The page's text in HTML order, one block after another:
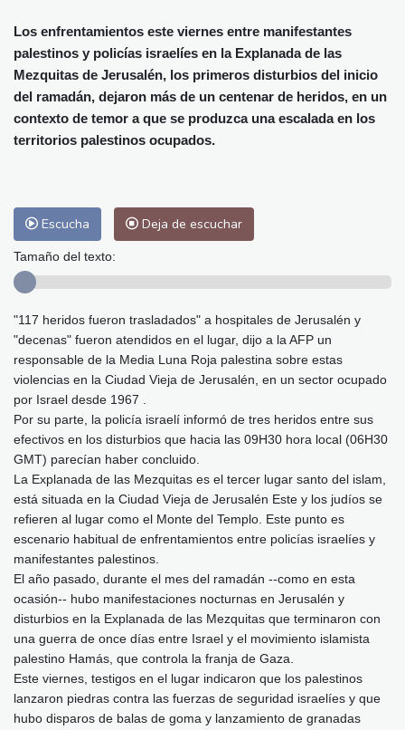
Málaga
26 °C Murcia
25 °C
Las Palmas de Gran Canaria
26 °C
Ibiza
28 °C Buenos Aires
7 °C
Caracas
25 °C Managua
24 °C
San José
Los enfrentamientos este viernes entre manifestantes
palestinos y policías israelíes en la Explanada de las
Mezquitas de Jerusalén, los primeros disturbios del inicio
del ramadán, dejaron más de un centenar de heridos, en un
contexto de temor a que se produzca una escalada en los
territorios palestinos ocupados.
Escucha Deja de escuchar
Tamaño del texto:
"117 heridos fueron trasladados" a hospitales de Jerusalén y
"decenas" fueron atendidos en el lugar, dijo a la AFP un
responsable de la Media Luna Roja palestina sobre estas
violencias en la Ciudad Vieja de Jerusalén, en un sector ocupado
por Israel desde 1967 .
Por su parte, la policía israelí informó de tres heridos entre sus
efectivos en los disturbios que hacia las 09H30 hora local (06H30
GMT) parecían haber concluido.
La Explanada de las Mezquitas es el tercer lugar santo del islam,
está situada en la Ciudad Vieja de Jerusalén Este y los judíos se
refieren al lugar como el Monte del Templo. Este punto es
escenario habitual de enfrentamientos entre policías israelíes y
manifestantes palestinos.
El año pasado, durante el mes del ramadán --como en esta
ocasión-- hubo manifestaciones nocturnas en Jerusalén y
disturbios en la Explanada de las Mezquitas que terminaron con
una guerra de once días entre Israel y el movimiento islamista
palestino Hamás, que controla la franja de Gaza.
Este viernes, testigos en el lugar indicaron que los palestinos
lanzaron piedras contra las fuerzas de seguridad israelíes y que
hubo disparos de balas de goma y lanzamiento de granadas